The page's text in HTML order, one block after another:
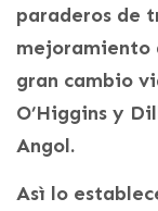
paraderos de
mejoramiento
gran cambio
O’Higgins y
Angol.
Asì lo